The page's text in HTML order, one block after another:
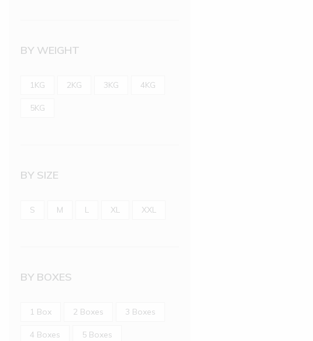
BY WEIGHT
1KG 2KG 3KG 4KG
5KG
BY SIZE
S M L XL XXL
BY BOXES
1 Box 2 Boxes 3 Boxes
4 Boxes 5 Boxes